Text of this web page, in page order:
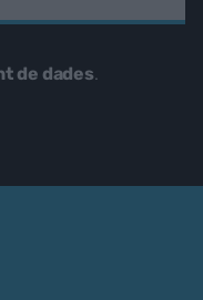
de dades.